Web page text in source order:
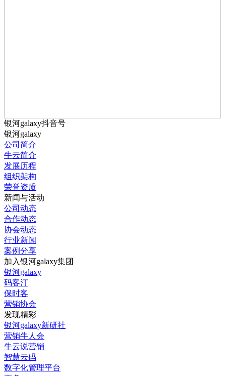
银河galaxy抖音号
银河galaxy
公司简介
牛云简介
发展历程
组织架构
荣誉资质
新闻与活动
公司动态
合作动态
协会动态
行业新闻
案例分享
加入银河galaxy集团
银河galaxy
码客汀
保时客
营销协会
发现精彩
银河galaxy新研社
营销牛人会
牛云说营销
智慧云码
数字化管理平台